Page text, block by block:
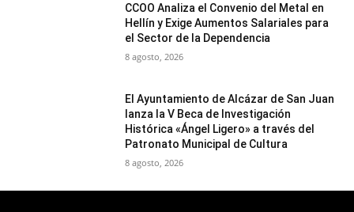
CCOO Analiza el Convenio del Metal en
Hellín y Exige Aumentos Salariales para
el Sector de la Dependencia
8 agosto, 2026
El Ayuntamiento de Alcázar de San Juan
lanza la V Beca de Investigación
Histórica «Ángel Ligero» a través del
Patronato Municipal de Cultura
8 agosto, 2026